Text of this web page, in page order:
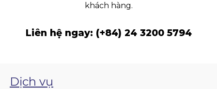
khách hàng.
Liên hệ ngay: (+84) 24 3200 5794
Dịch vụ